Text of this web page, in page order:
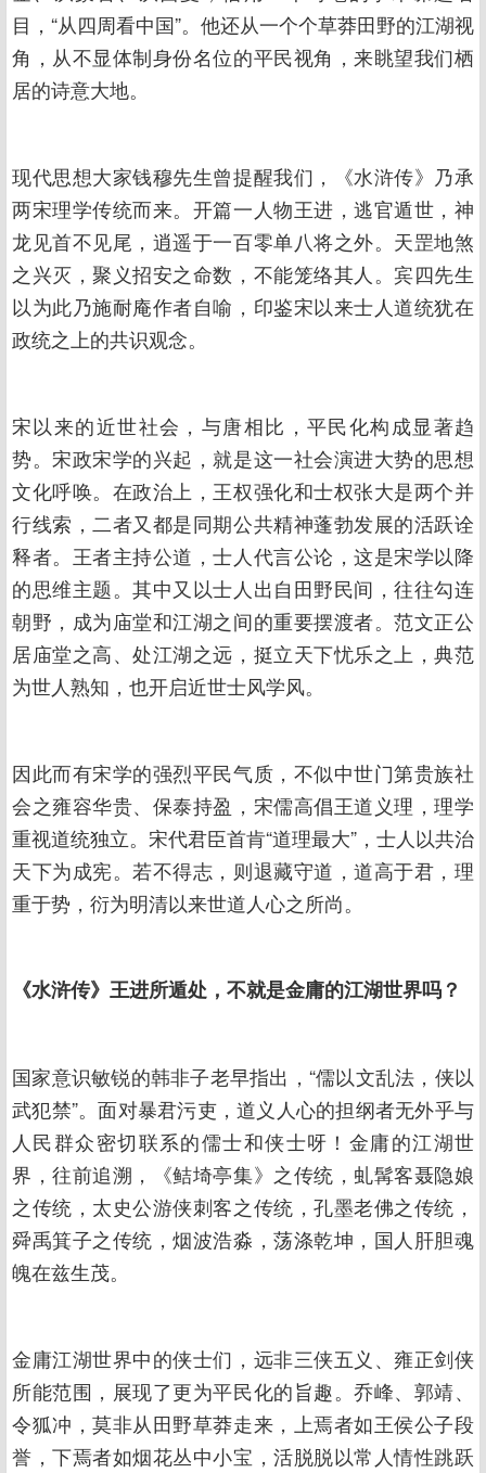
目，“从四周看中国”。他还从一个个草莽田野的江湖视
角，从不显体制身份名位的平民视角，来眺望我们栖
居的诗意大地。
现代思想大家钱穆先生曾提醒我们，《水浒传》乃承
两宋理学传统而来。开篇一人物王进，逃官遁世，神
龙见首不见尾，逍遥于一百零单八将之外。天罡地煞
之兴灭，聚义招安之命数，不能笼络其人。宾四先生
以为此乃施耐庵作者自喻，印鉴宋以来士人道统犹在
政统之上的共识观念。
宋以来的近世社会，与唐相比，平民化构成显著趋
势。宋政宋学的兴起，就是这一社会演进大势的思想
文化呼唤。在政治上，王权强化和士权张大是两个并
行线索，二者又都是同期公共精神蓬勃发展的活跃诠
释者。王者主持公道，士人代言公论，这是宋学以降
的思维主题。其中又以士人出自田野民间，往往勾连
朝野，成为庙堂和江湖之间的重要摆渡者。范文正公
居庙堂之高、处江湖之远，挺立天下忧乐之上，典范
为世人熟知，也开启近世士风学风。
因此而有宋学的强烈平民气质，不似中世门第贵族社
会之雍容华贵、保泰持盈，宋儒高倡王道义理，理学
重视道统独立。宋代君臣首肯“道理最大”，士人以共治
天下为成宪。若不得志，则退藏守道，道高于君，理
重于势，衍为明清以来世道人心之所尚。
《水浒传》王进所遁处，不就是金庸的江湖世界吗？
国家意识敏锐的韩非子老早指出，“儒以文乱法，侠以
武犯禁”。面对暴君污吏，道义人心的担纲者无外乎与
人民群众密切联系的儒士和侠士呀！金庸的江湖世
界，往前追溯，《鲒埼亭集》之传统，虬髯客聂隐娘
之传统，太史公游侠刺客之传统，孔墨老佛之传统，
舜禹箕子之传统，烟波浩淼，荡涤乾坤，国人肝胆魂
魄在兹生茂。
金庸江湖世界中的侠士们，远非三侠五义、雍正剑侠
所能范围，展现了更为平民化的旨趣。乔峰、郭靖、
令狐冲，莫非从田野草莽走来，上焉者如王侯公子段
誉，下焉者如烟花丛中小宝，活脱脱以常人情性跳跃